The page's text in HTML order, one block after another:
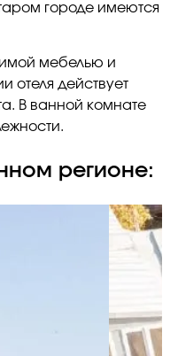
городе имеются
мебелью и
отеля действует
В ванной комнате
регионе: